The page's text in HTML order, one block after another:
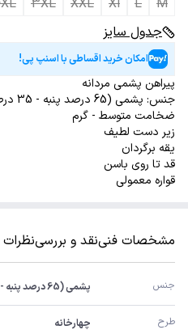
جدول سایز
امکان خرید اقساطی با اسنپ پی!
پیراهن پشمی مردانه
جنس: پشمی (65 درصد پنبه - 35 درصد پلی استر)
ضخامت متوسط - گرم
زیر دست لطیف
یقه برگردان
قد تا روی باسن
قواره معمولی
مشخصات فنینقد و بررسینظرات
جنس پشمی (65 درصد پنبه - 35 درصد پلی استر)
طرح چهارخانه